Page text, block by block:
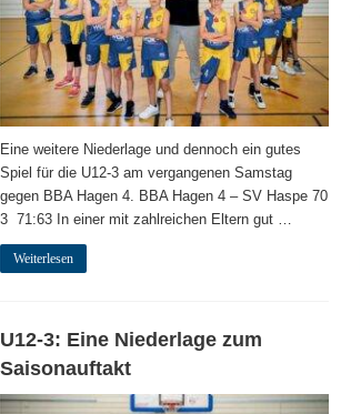
Eine weitere Niederlage und dennoch ein gutes
Spiel für die U12-3 am vergangenen Samstag
gegen BBA Hagen 4. BBA Hagen 4 – SV Haspe 70
3 71:63 In einer mit zahlreichen Eltern gut …
Weiterlesen
U12-3: Eine Niederlage zum
Saisonauftakt